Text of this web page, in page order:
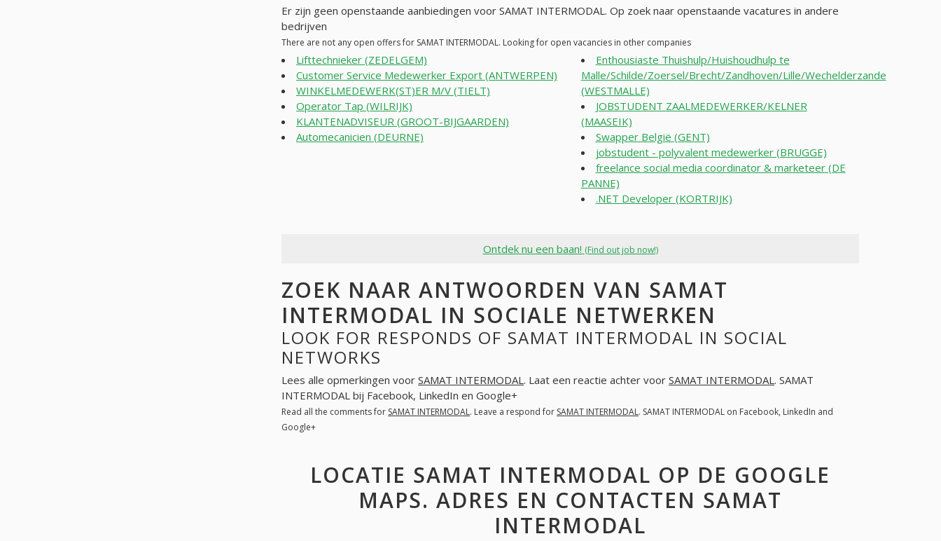
Er zijn geen openstaande aanbiedingen voor SAMAT INTERMODAL. Op zoek naar openstaande vacatures in andere
bedrijven
There are not any open offers for SAMAT INTERMODAL. Looking for open vacancies in other companies
Lifttechnieker (ZEDELGEM)
Customer Service Medewerker Export (ANTWERPEN)
WINKELMEDEWERK(ST)ER M/V (TIELT)
Operator Tap (WILRIJK)
KLANTENADVISEUR (GROOT-BIJGAARDEN)
Automecanicien (DEURNE)
Enthousiaste Thuishulp/Huishoudhulp te
Malle/Schilde/Zoersel/Brecht/Zandhoven/Lille/Wechelderzande
(WESTMALLE)
JOBSTUDENT ZAALMEDEWERKER/KELNER
(MAASEIK)
Swapper België (GENT)
jobstudent - polyvalent medewerker (BRUGGE)
freelance social media coordinator & marketeer (DE
PANNE)
.NET Developer (KORTRIJK)
Ontdek nu een baan! (Find out job now!)
ZOEK NAAR ANTWOORDEN VAN SAMAT
INTERMODAL IN SOCIALE NETWERKEN
LOOK FOR RESPONDS OF SAMAT INTERMODAL IN SOCIAL
NETWORKS
Lees alle opmerkingen voor SAMAT INTERMODAL. Laat een reactie achter voor SAMAT INTERMODAL. SAMAT
INTERMODAL bij Facebook, LinkedIn en Google+
Read all the comments for SAMAT INTERMODAL. Leave a respond for SAMAT INTERMODAL. SAMAT INTERMODAL on Facebook, LinkedIn and
Google+
LOCATIE SAMAT INTERMODAL OP DE GOOGLE
MAPS. ADRES EN CONTACTEN SAMAT
INTERMODAL